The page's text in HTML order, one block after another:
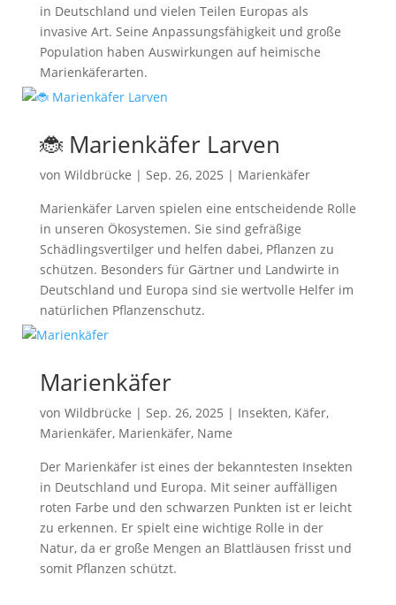
in Deutschland und vielen Teilen Europas als
invasive Art. Seine Anpassungsfähigkeit und große
Population haben Auswirkungen auf heimische
Marienkäferarten.
🐞 Marienkäfer Larven
von Wildbrücke | Sep. 26, 2025 | Marienkäfer
Marienkäfer Larven spielen eine entscheidende Rolle
in unseren Ökosystemen. Sie sind gefräßige
Schädlingsvertilger und helfen dabei, Pflanzen zu
schützen. Besonders für Gärtner und Landwirte in
Deutschland und Europa sind sie wertvolle Helfer im
natürlichen Pflanzenschutz.
Marienkäfer
von Wildbrücke | Sep. 26, 2025 | Insekten, Käfer,
Marienkäfer, Marienkäfer, Name
Der Marienkäfer ist eines der bekanntesten Insekten
in Deutschland und Europa. Mit seiner auffälligen
roten Farbe und den schwarzen Punkten ist er leicht
zu erkennen. Er spielt eine wichtige Rolle in der
Natur, da er große Mengen an Blattläusen frisst und
somit Pflanzen schützt.